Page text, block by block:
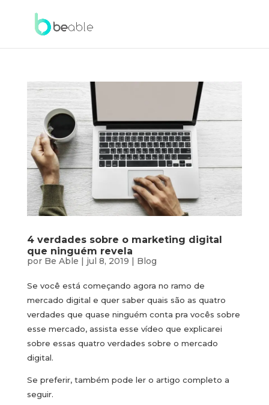
4 verdades sobre o marketing digital
que ninguém revela
por Be Able | jul 8, 2019 | Blog
Se você está começando agora no ramo de
mercado digital e quer saber quais são as quatro
verdades que quase ninguém conta pra vocês sobre
esse mercado, assista esse vídeo que explicarei
sobre essas quatro verdades sobre o mercado
digital.
Se preferir, também pode ler o artigo completo a
seguir.